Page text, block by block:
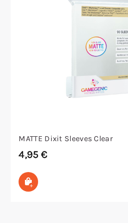
MATTE Dixit Sleeves Clear
4,95 €
In den Warenkorb